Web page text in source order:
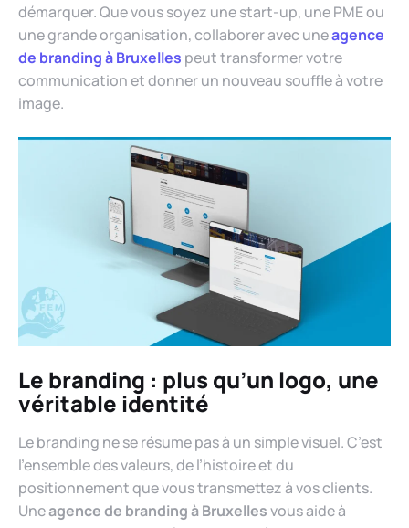
démarquer. Que vous soyez une start-up, une PME ou
une grande organisation, collaborer avec uneagence
de branding à Bruxelles peut transformer votre
communication et donner un nouveau souffle à votre
image.
Le branding : plus qu’un logo, une
véritable identité
Le branding ne se résume pas à un simple visuel. C’est
l’ensemble des valeurs, de l’histoire et du
positionnement que vous transmettez à vos clients.
Uneagence de branding à Bruxellesvous aide à